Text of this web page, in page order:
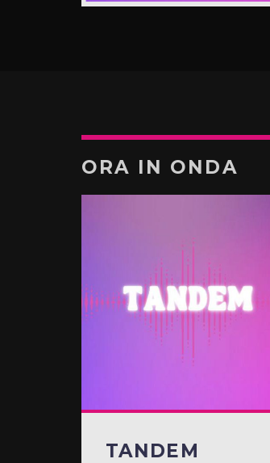
ORA IN ONDA
TANDEM